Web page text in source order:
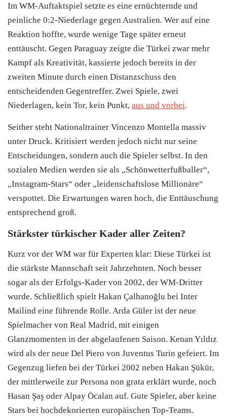
Im WM-Auftaktspiel setzte es eine ernüchternde und
peinliche 0:2-Niederlage gegen Australien. Wer auf eine
Reaktion hoffte, wurde wenige Tage später erneut
enttäuscht. Gegen Paraguay zeigte die Türkei zwar mehr
Kampf als Kreativität, kassierte jedoch bereits in der
zweiten Minute durch einen Distanzschuss den
entscheidenden Gegentreffer. Zwei Spiele, zwei
Niederlagen, kein Tor, kein Punkt, aus und vorbei.
Seither steht Nationaltrainer Vincenzo Montella massiv
unter Druck. Kritisiert werden jedoch nicht nur seine
Entscheidungen, sondern auch die Spieler selbst. In den
sozialen Medien werden sie als „Schönwetterfußballer“,
„Instagram-Stars“ oder „leidenschaftslose Millionäre“
verspottet. Die Erwartungen waren hoch, die Enttäuschung
entsprechend groß.
Stärkster türkischer Kader aller Zeiten?
Kurz vor der WM war für Experten klar: Diese Türkei ist
die stärkste Mannschaft seit Jahrzehnten. Noch besser
sogar als der Erfolgs-Kader von 2002, der WM-Dritter
wurde. Schließlich spielt Hakan Çalhanoğlu bei Inter
Mailind eine führende Rolle. Arda Güler ist der neue
Spielmacher von Real Madrid, mit einigen
Glanzmomenten in der abgelaufenen Saison. Kenan Yıldız
wird als der neue Del Piero von Juventus Turin gefeiert. Im
Gegenzug liefen bei der Türkei 2002 neben Hakan Şükür,
der mittlerweile zur Persona non grata erklärt wurde, noch
Hasan Şaş oder Alpay Öcalan auf. Gute Spieler, aber keine
Stars bei hochdekorierten europäischen Top-Teams.